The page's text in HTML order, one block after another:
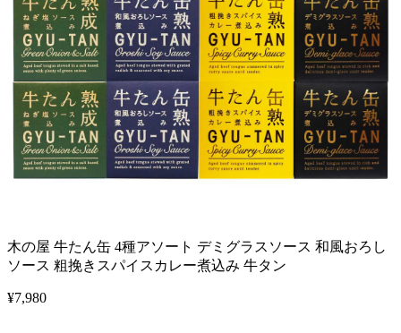
木の屋 牛たん缶 4種アソート デミグラスソース 和風おろし
ソース 粗挽きスパイスカレー煮込み 牛タン
¥7,980